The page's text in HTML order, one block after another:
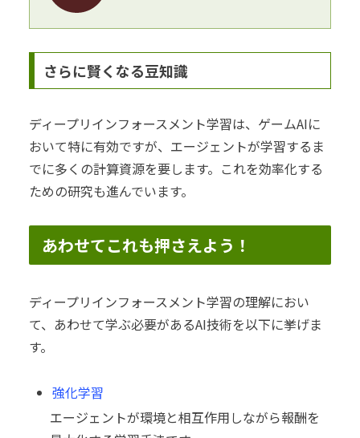
さらに賢くなる豆知識
ディープリインフォースメント学習は、ゲームAIに
おいて特に有効ですが、エージェントが学習するま
でに多くの計算資源を要します。これを効率化する
ための研究も進んでいます。
あわせてこれも押さえよう！
ディープリインフォースメント学習の理解におい
て、あわせて学ぶ必要があるAI技術を以下に挙げま
す。
強化学習
エージェントが環境と相互作用しながら報酬を